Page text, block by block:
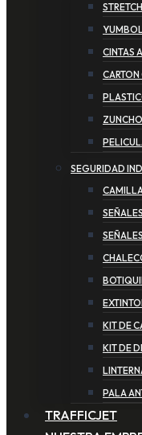
CINTAS
SEGURIDAD
KIT DE
KIT DE
PALA
TRAFFICJET